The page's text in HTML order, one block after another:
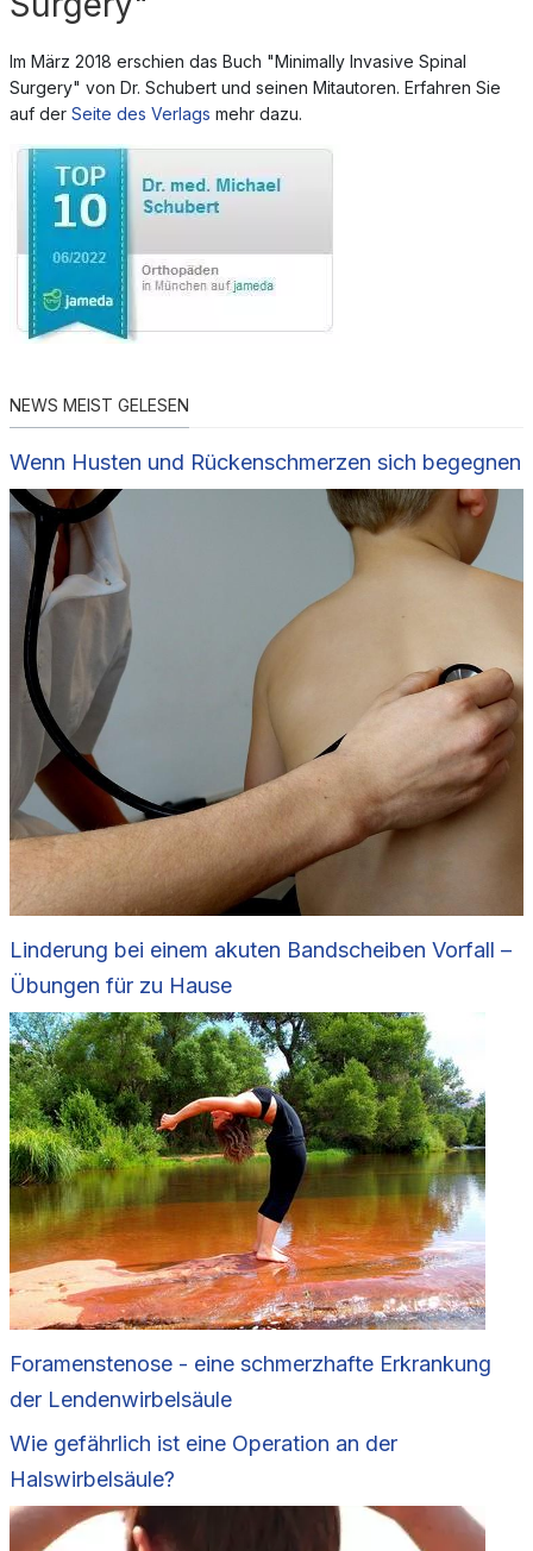
Im März 2018 erschien das Buch "Minimally Invasive Spinal
Surgery" von Dr. Schubert und seinen Mitautoren. Erfahren Sie
auf der Seite des Verlags mehr dazu.
NEWS MEIST GELESEN
Wenn Husten und Rückenschmerzen sich begegnen
Linderung bei einem akuten Bandscheiben Vorfall –
Übungen für zu Hause
Foramenstenose - eine schmerzhafte Erkrankung
der Lendenwirbelsäule
Wie gefährlich ist eine Operation an der
Halswirbelsäule?